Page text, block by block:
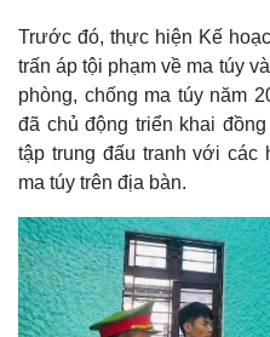
Trước đó, thực hiện Kế
trấn áp tội phạm về ma túy
phòng, chống ma túy năm
đã chủ động triển khai
tập trung đấu tranh với các
ma túy trên địa bàn.